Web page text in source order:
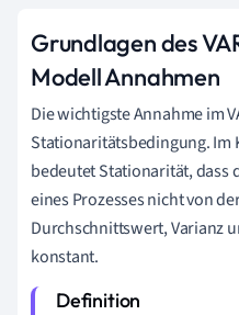
Grundlagen des
Modell Annahmen
Die wichtigste Annahme im
Stationaritätsbedingung. Im
bedeutet Stationarität, dass
eines Prozesses nicht von
Durchschnittswert, Varianz
konstant.